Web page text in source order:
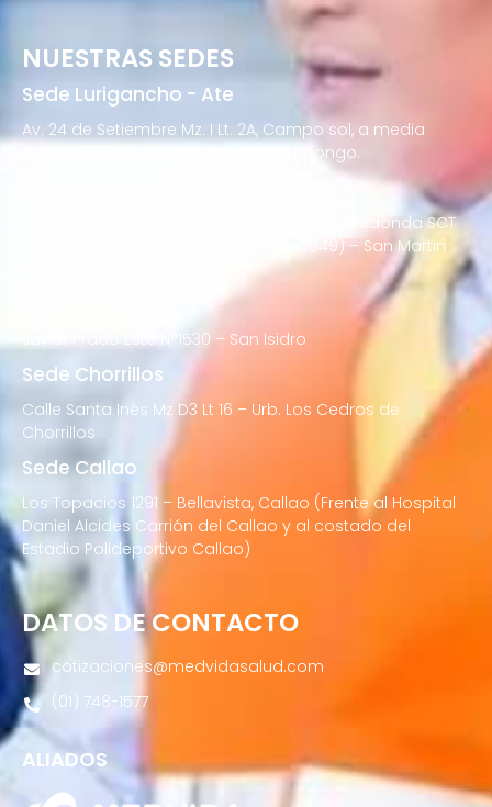
NUESTRAS SEDES
Sede Lurigancho - Ate
Av. 24 de Setiembre Mz. I Lt. 2A, Campo sol, a media
cuadra del Paradero Cabana, Carapongo.
Av. Francisco Bolognesi Nro. 101 Urb. Mesa Redonda SCT
02 (Esquina con Av. Gerardo Unger 7049) – San Martin
Javier Prado Este N°1530 – San Isidro
Sede Chorrillos
Calle Santa Inés Mz D3 Lt 16 – Urb. Los Cedros de
Chorrillos
Sede Callao
Los Topacios 1291 – Bellavista, Callao (Frente al Hospital
Daniel Alcides Carrión del Callao y al costado del
Estadio Polideportivo Callao)
DATOS DE CONTACTO
cotizaciones@medvidasalud.com
(01) 748-1577
ALIADOS